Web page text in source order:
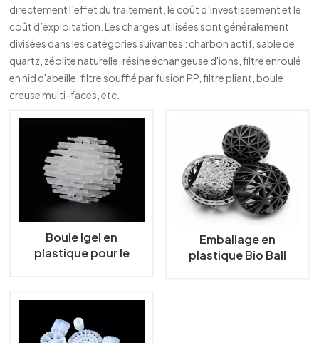
本語
국의
文
directement l’effet du traitement, le coût d’investissement et le
coût d’exploitation. Les charges utilisées sont généralement
divisées dans les catégories suivantes : charbon actif, sable de
quartz, zéolite naturelle, résine échangeuse d'ions, filtre enroulé
en nid d'abeille, filtre soufflé par fusion PP, filtre pliant, boule
creuse multi-faces, etc.
Boule Igel en
plastique pour le
Emballage en
plastique Bio Ball